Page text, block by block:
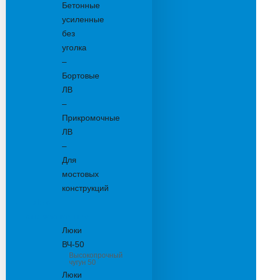
Бетонные
усиленные
без
уголка
–
Бортовые
ЛВ
–
Прикромочные
ЛВ
–
Для
мостовых
конструкций
Люки
ВЧ-50
Высокопрочный
чугун 50
Люки